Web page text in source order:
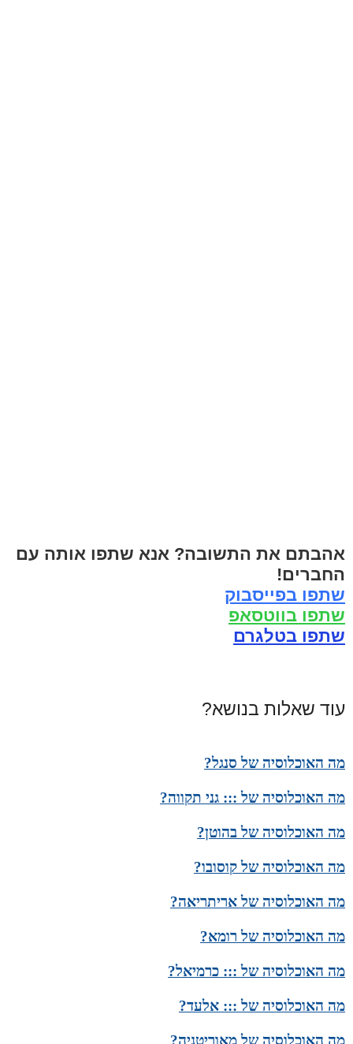
אהבתם את התשובה? אנא שתפו אותה עם
החברים!
שתפו בפייסבוק
שתפו בווטסאפ
שתפו בטלגרם
עוד שאלות בנושא?
מה האוכלוסיה של סנגל?
מה האוכלוסיה של ::: גני תקווה?
מה האוכלוסיה של בהוטן?
מה האוכלוסיה של קוסובו?
מה האוכלוסיה של אריתריאה?
מה האוכלוסיה של רומא?
מה האוכלוסיה של ::: כרמיאל?
מה האוכלוסיה של ::: אלעד?
מה האוכלוסיה של מאוריטניה?